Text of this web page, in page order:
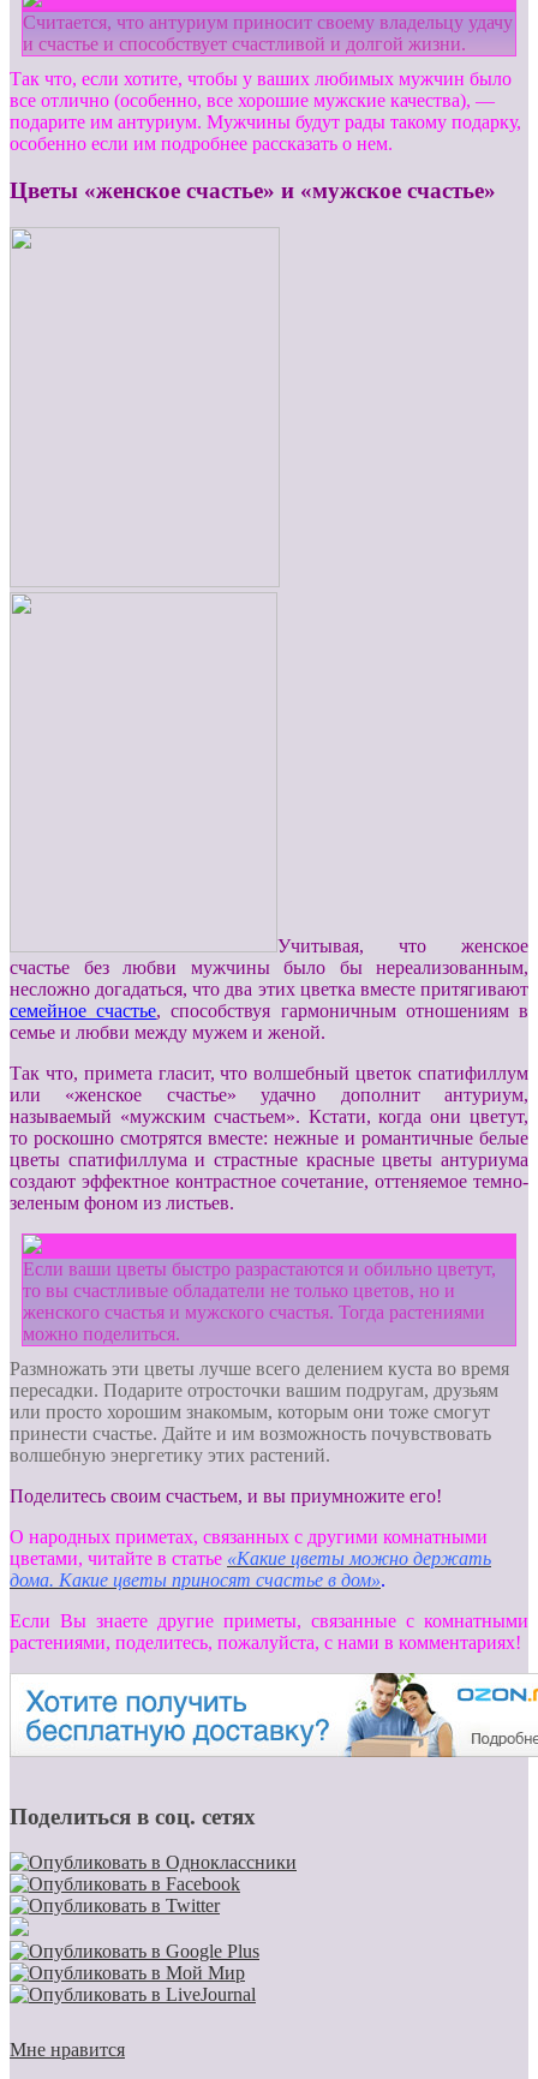
Считается, что антуриум приносит своему владельцу удачу
и счастье и способствует счастливой и долгой жизни.
Так что, если хотите, чтобы у ваших любимых мужчин было
все отлично (особенно, все хорошие мужские качества), —
подарите им антуриум. Мужчины будут рады такому подарку,
особенно если им подробнее рассказать о нем.
Цветы «женское счастье» и «мужское счастье»
Учитывая, что женское
счастье без любви мужчины было бы нереализованным,
несложно догадаться, что два этих цветка вместе притягивают
семейное счастье, способствуя гармоничным отношениям в
семье и любви между мужем и женой.
Так что, примета гласит, что волшебный цветок спатифиллум
или «женское счастье» удачно дополнит антуриум,
называемый «мужским счастьем». Кстати, когда они цветут,
то роскошно смотрятся вместе: нежные и романтичные белые
цветы спатифиллума и страстные красные цветы антуриума
создают эффектное контрастное сочетание, оттеняемое темно-
зеленым фоном из листьев.
Если ваши цветы быстро разрастаются и обильно цветут,
то вы счастливые обладатели не только цветов, но и
женского счастья и мужского счастья. Тогда растениями
можно поделиться.
Размножать эти цветы лучше всего делением куста во время
пересадки. Подарите отросточки вашим подругам, друзьям
или просто хорошим знакомым, которым они тоже смогут
принести счастье. Дайте и им возможность почувствовать
волшебную энергетику этих растений.
Поделитесь своим счастьем, и вы приумножите его!
О народных приметах, связанных с другими комнатными
цветами, читайте в статье «Какие цветы можно держать
дома. Какие цветы приносят счастье в дом».
Если Вы знаете другие приметы, связанные с комнатными
растениями, поделитесь, пожалуйста, с нами в комментариях!
Поделиться в соц. сетях
Мне нравится